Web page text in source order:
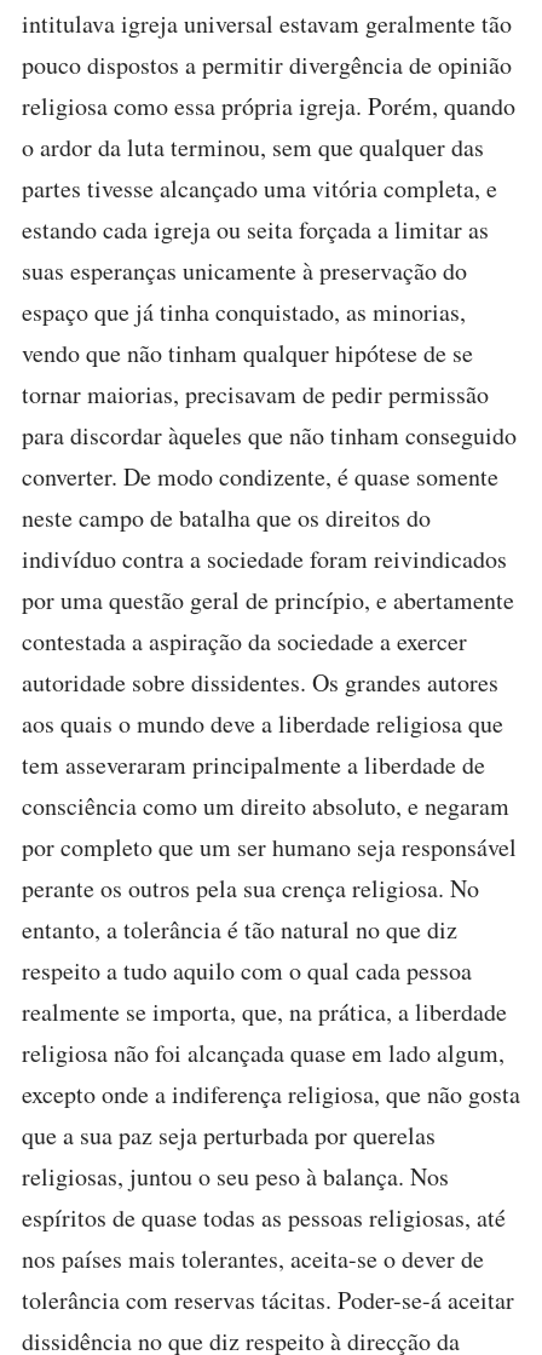
intitulava igreja universal estavam geralmente tão
pouco dispostos a permitir divergência de opinião
religiosa como essa própria igreja. Porém, quando
o ardor da luta terminou, sem que qualquer das
partes tivesse alcançado uma vitória completa, e
estando cada igreja ou seita forçada a limitar as
suas esperanças unicamente à preservação do
espaço que já tinha conquistado, as minorias,
vendo que não tinham qualquer hipótese de se
tornar maiorias, precisavam de pedir permissão
para discordar àqueles que não tinham conseguido
converter. De modo condizente, é quase somente
neste campo de batalha que os direitos do
indivíduo contra a sociedade foram reivindicados
por uma questão geral de princípio, e abertamente
contestada a aspiração da sociedade a exercer
autoridade sobre dissidentes. Os grandes autores
aos quais o mundo deve a liberdade religiosa que
tem asseveraram principalmente a liberdade de
consciência como um direito absoluto, e negaram
por completo que um ser humano seja responsável
perante os outros pela sua crença religiosa. No
entanto, a tolerância é tão natural no que diz
respeito a tudo aquilo com o qual cada pessoa
realmente se importa, que, na prática, a liberdade
religiosa não foi alcançada quase em lado algum,
excepto onde a indiferença religiosa, que não gosta
que a sua paz seja perturbada por querelas
religiosas, juntou o seu peso à balança. Nos
espíritos de quase todas as pessoas religiosas, até
nos países mais tolerantes, aceita-se o dever de
tolerância com reservas tácitas. Poder-se-á aceitar
dissidência no que diz respeito à direcção da